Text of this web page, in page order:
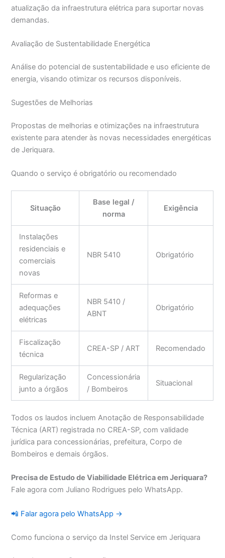
atualização da infraestrutura elétrica para suportar novas
demandas.
Avaliação de Sustentabilidade Energética
Análise do potencial de sustentabilidade e uso eficiente de
energia, visando otimizar os recursos disponíveis.
Sugestões de Melhorias
Propostas de melhorias e otimizações na infraestrutura
existente para atender às novas necessidades energéticas
de Jeriquara.
Quando o serviço é obrigatório ou recomendado
Situação
Base legal /
norma
Exigência
Instalações
residenciais e
comerciais
novas
NBR 5410 Obrigatório
Reformas e
adequações
elétricas
NBR 5410 /
ABNT
Obrigatório
Fiscalização
técnica
CREA-SP / ART Recomendado
Regularização
junto a órgãos
Concessionária
/ Bombeiros
Situacional
Todos os laudos incluem Anotação de Responsabilidade
Técnica (ART) registrada no CREA-SP, com validade
jurídica para concessionárias, prefeitura, Corpo de
Bombeiros e demais órgãos.
Precisa de Estudo de Viabilidade Elétrica em Jeriquara?
Fale agora com Juliano Rodrigues pelo WhatsApp.
📲 Falar agora pelo WhatsApp →
Como funciona o serviço da Instel Service em Jeriquara